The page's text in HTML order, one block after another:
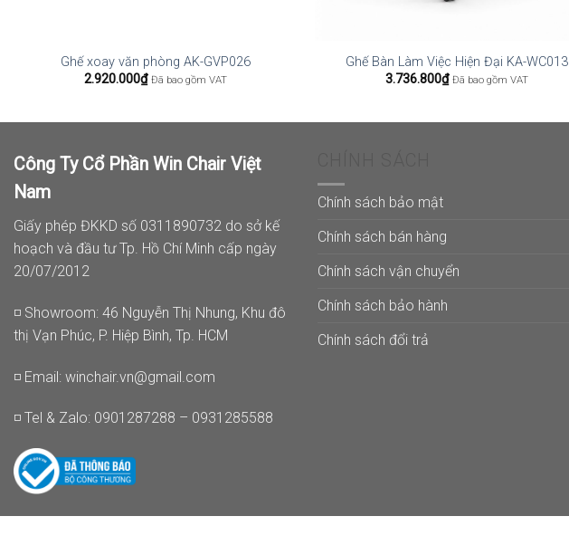
Ghế xoay văn phòng AK-GVP026
2.920.000₫ Đã bao gồm VAT
Ghế Bàn Làm Việc Hiện Đại KA-WC013
3.736.800₫ Đã bao gồm VAT
Công Ty Cổ Phần Win Chair Việt
Nam
Giấy phép ĐKKD số 0311890732 do sở kế
hoạch và đầu tư Tp. Hồ Chí Minh cấp ngày
20/07/2012
◽ Showroom: 46 Nguyễn Thị Nhung, Khu đô
thị Vạn Phúc, P. Hiệp Bình, Tp. HCM
◽ Email: winchair.vn@gmail.com
◽ Tel & Zalo: 0901287288 – 0931285588
Chính sách bảo mật
Chính sách bán hàng
Chính sách vận chuyển
Chính sách bảo hành
Chính sách đổi trả